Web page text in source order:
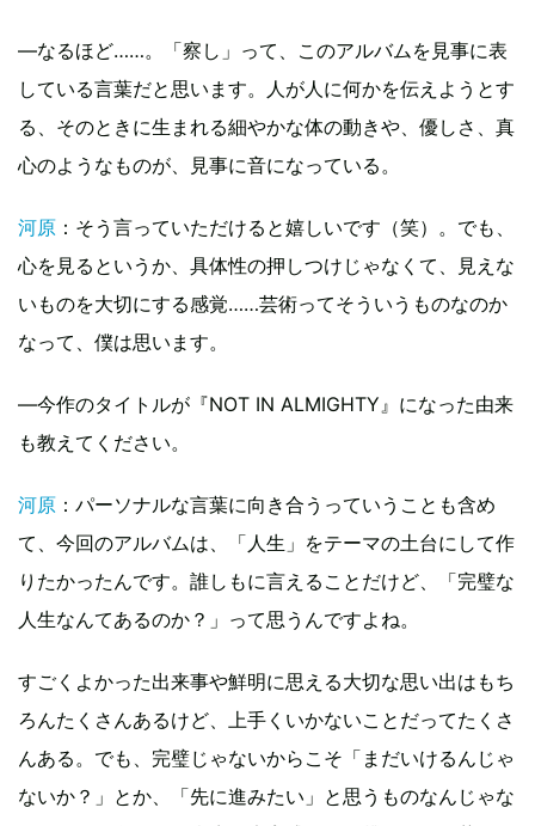
—なるほど……。「察し」って、このアルバムを見事に表
している言葉だと思います。人が人に何かを伝えようとす
る、そのときに生まれる細やかな体の動きや、優しさ、真
心のようなものが、見事に音になっている。
河原 ：そう言っていただけると嬉しいです（笑）。でも、
心を見るというか、具体性の押しつけじゃなくて、見えな
いものを大切にする感覚……芸術ってそういうものなのか
なって、僕は思います。
—今作のタイトルが『NOT IN ALMIGHTY』になった由来
も教えてください。
河原 ：パーソナルな言葉に向き合うっていうことも含め
て、今回のアルバムは、「人生」をテーマの土台にして作
りたかったんです。誰しもに言えることだけど、「完璧な
人生なんてあるのか？」って思うんですよね。
すごくよかった出来事や鮮明に思える大切な思い出はもち
ろんたくさんあるけど、上手くいかないことだってたくさ
んある。でも、完璧じゃないからこそ「まだいけるんじゃ
ないか？」とか、「先に進みたい」と思うものなんじゃな